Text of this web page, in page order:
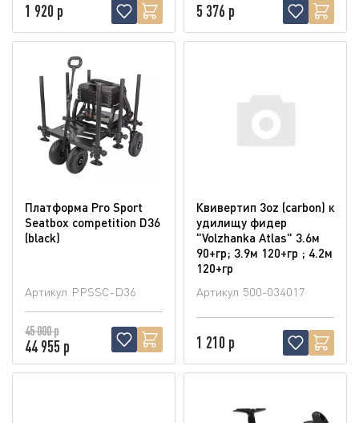
1 920 р 5 376 р
Платформа Pro Sport
Seatbox competition D36
(blaсk)
Артикул PPSSC-D36
45 000 р
44 955 р
Квивертип 3oz (carbon) к
удилищу фидер
"Volzhanka Atlas" 3.6м
90+гр; 3.9м 120+гр ; 4.2м
120+гр
Артикул 500-034017
1 210 р